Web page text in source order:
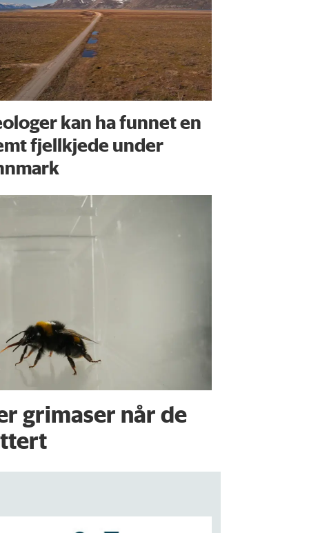
kan ha funnet en
fjellkjede under
grimaser når de